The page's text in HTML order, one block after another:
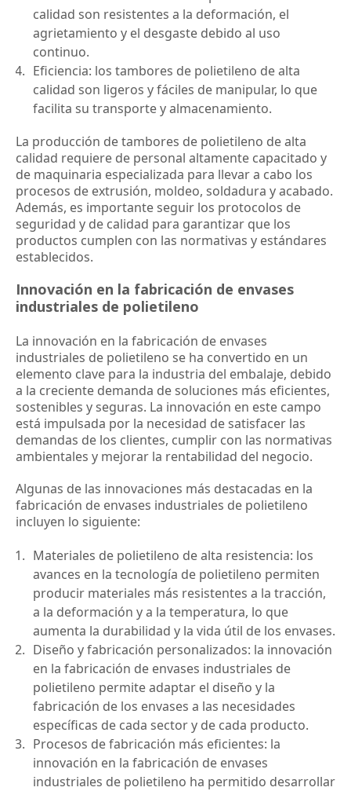
calidad son resistentes a la deformación, el
agrietamiento y el desgaste debido al uso
continuo.
Eficiencia: los tambores de polietileno de alta
calidad son ligeros y fáciles de manipular, lo que
facilita su transporte y almacenamiento.
La producción de tambores de polietileno de alta
calidad requiere de personal altamente capacitado y
de maquinaria especializada para llevar a cabo los
procesos de extrusión, moldeo, soldadura y acabado.
Además, es importante seguir los protocolos de
seguridad y de calidad para garantizar que los
productos cumplen con las normativas y estándares
establecidos.
Innovación en la fabricación de envases
industriales de polietileno
La innovación en la fabricación de envases
industriales de polietileno se ha convertido en un
elemento clave para la industria del embalaje, debido
a la creciente demanda de soluciones más eficientes,
sostenibles y seguras. La innovación en este campo
está impulsada por la necesidad de satisfacer las
demandas de los clientes, cumplir con las normativas
ambientales y mejorar la rentabilidad del negocio.
Algunas de las innovaciones más destacadas en la
fabricación de envases industriales de polietileno
incluyen lo siguiente:
Materiales de polietileno de alta resistencia: los
avances en la tecnología de polietileno permiten
producir materiales más resistentes a la tracción,
a la deformación y a la temperatura, lo que
aumenta la durabilidad y la vida útil de los envases.
Diseño y fabricación personalizados: la innovación
en la fabricación de envases industriales de
polietileno permite adaptar el diseño y la
fabricación de los envases a las necesidades
específicas de cada sector y de cada producto.
Procesos de fabricación más eficientes: la
innovación en la fabricación de envases
industriales de polietileno ha permitido desarrollar